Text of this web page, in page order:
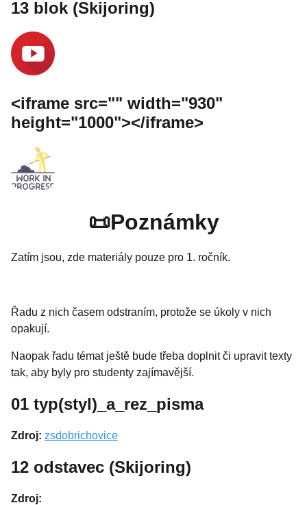
13 blok (Skijoring)
<iframe src="" width="930"
height="1000"></iframe>
📜Poznámky
Zatím jsou, zde materiály pouze pro 1. ročník.
Řadu z nich časem odstraním, protože se úkoly v nich
opakují.
Naopak řadu témat ještě bude třeba doplnit či upravit texty
tak, aby byly pro studenty zajímavější.
01 typ(styl)_a_rez_pisma
Zdroj: zsdobrichovice
12 odstavec (Skijoring)
Zdroj: